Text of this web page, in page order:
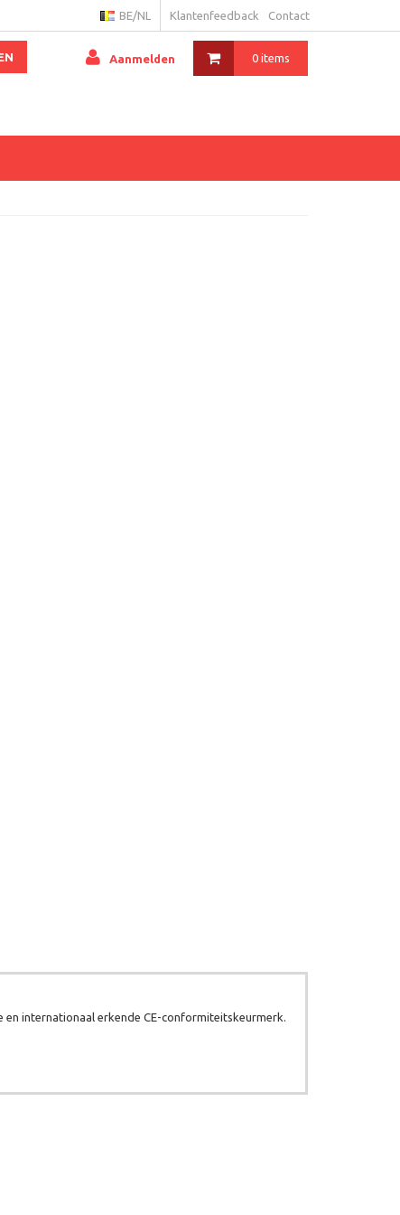
Klantenfeedback Contact
BE/NL
0 items
Aanmelden
internationaal erkende CE-conformiteitskeurmerk.